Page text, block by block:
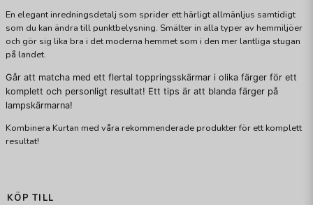
En elegant inredningsdetalj som sprider ett härligt allmänljus samtidigt
som du kan ändra till punktbelysning. Smälter in alla typer av hemmiljöer
och gör sig lika bra i det moderna hemmet som i den mer lantliga stugan
på landet.
Går att matcha med ett flertal toppringsskärmar i olika färger för ett
komplett och personligt resultat! Ett tips är att blanda färger på
lampskärmarna!
Kombinera Kurtan med våra rekommenderade produkter för ett komplett
resultat!
KÖP TILL